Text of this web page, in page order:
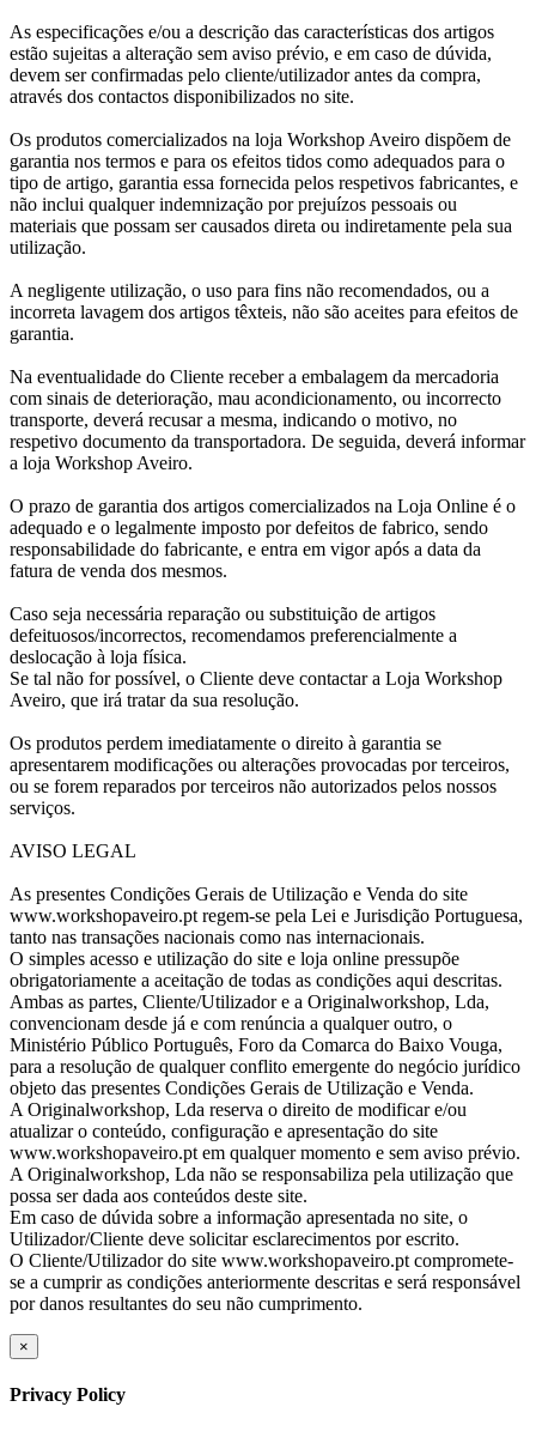
As especificações e/ou a descrição das características dos artigos
estão sujeitas a alteração sem aviso prévio, e em caso de dúvida,
devem ser confirmadas pelo cliente/utilizador antes da compra,
através dos contactos disponibilizados no site.
Os produtos comercializados na loja Workshop Aveiro dispõem de
garantia nos termos e para os efeitos tidos como adequados para o
tipo de artigo, garantia essa fornecida pelos respetivos fabricantes, e
não inclui qualquer indemnização por prejuízos pessoais ou
materiais que possam ser causados direta ou indiretamente pela sua
utilização.
A negligente utilização, o uso para fins não recomendados, ou a
incorreta lavagem dos artigos têxteis, não são aceites para efeitos de
garantia.
Na eventualidade do Cliente receber a embalagem da mercadoria
com sinais de deterioração, mau acondicionamento, ou incorrecto
transporte, deverá recusar a mesma, indicando o motivo, no
respetivo documento da transportadora. De seguida, deverá informar
a loja Workshop Aveiro.
O prazo de garantia dos artigos comercializados na Loja Online é o
adequado e o legalmente imposto por defeitos de fabrico, sendo
responsabilidade do fabricante, e entra em vigor após a data da
fatura de venda dos mesmos.
Caso seja necessária reparação ou substituição de artigos
defeituosos/incorrectos, recomendamos preferencialmente a
deslocação à loja física.
Se tal não for possível, o Cliente deve contactar a Loja Workshop
Aveiro, que irá tratar da sua resolução.
Os produtos perdem imediatamente o direito à garantia se
apresentarem modificações ou alterações provocadas por terceiros,
ou se forem reparados por terceiros não autorizados pelos nossos
serviços.
AVISO LEGAL
As presentes Condições Gerais de Utilização e Venda do site
www.workshopaveiro.pt regem-se pela Lei e Jurisdição Portuguesa,
tanto nas transações nacionais como nas internacionais.
O simples acesso e utilização do site e loja online pressupõe
obrigatoriamente a aceitação de todas as condições aqui descritas.
Ambas as partes, Cliente/Utilizador e a Originalworkshop, Lda,
convencionam desde já e com renúncia a qualquer outro, o
Ministério Público Português, Foro da Comarca do Baixo Vouga,
para a resolução de qualquer conflito emergente do negócio jurídico
objeto das presentes Condições Gerais de Utilização e Venda.
A Originalworkshop, Lda reserva o direito de modificar e/ou
atualizar o conteúdo, configuração e apresentação do site
www.workshopaveiro.pt em qualquer momento e sem aviso prévio.
A Originalworkshop, Lda não se responsabiliza pela utilização que
possa ser dada aos conteúdos deste site.
Em caso de dúvida sobre a informação apresentada no site, o
Utilizador/Cliente deve solicitar esclarecimentos por escrito.
O Cliente/Utilizador do site www.workshopaveiro.pt compromete-
se a cumprir as condições anteriormente descritas e será responsável
por danos resultantes do seu não cumprimento.
×
Privacy Policy